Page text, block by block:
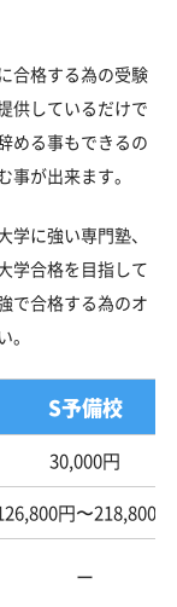
合格する為の受験
供しているだけで
める事もできるの
が出来ます。
に強い専門塾、
学合格を目指して
で合格する為のオ
S予備校
30,000円
円〜218,800円
ー